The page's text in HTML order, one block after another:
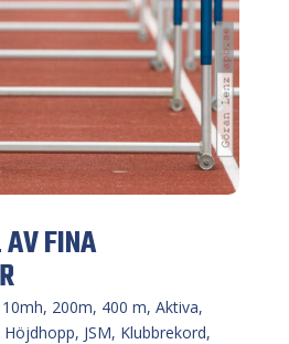
FINA
, 200m, 400 m, Aktiva,
Höjdhopp, JSM, Klubbrekord,